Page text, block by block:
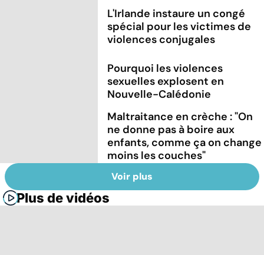
L'Irlande instaure un congé
spécial pour les victimes de
violences conjugales
Pourquoi les violences
sexuelles explosent en
Nouvelle-Calédonie
Maltraitance en crèche : "On
ne donne pas à boire aux
enfants, comme ça on change
moins les couches"
Voir plus
Plus de vidéos